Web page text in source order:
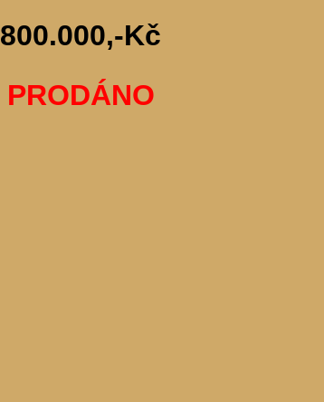
800.000,-Kč
PRODÁNO